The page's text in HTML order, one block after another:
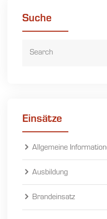
Suche
Einsätze
Allgemeine
Ausbildung
Brandeinsatz